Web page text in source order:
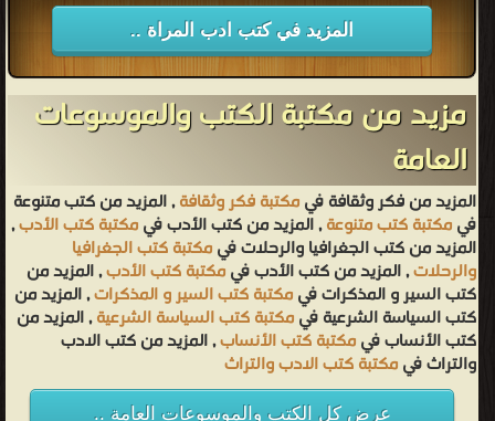
المزيد في كتب ادب المراة ..
مزيد من مكتبة الكتب والموسوعات
العامة
المزيد من فكر وثقافة فيمكتبة فكر وثقافة, المزيد من كتب متنوعة
فيمكتبة كتب متنوعة, المزيد من كتب الأدب فيمكتبة كتب الأدب,
المزيد من كتب الجغرافيا والرحلات فيمكتبة كتب الجغرافيا
والرحلات, المزيد من كتب الأدب فيمكتبة كتب الأدب, المزيد من
كتب السير و المذكرات فيمكتبة كتب السير و المذكرات, المزيد من
كتب السياسة الشرعية فيمكتبة كتب السياسة الشرعية, المزيد من
كتب الأنساب فيمكتبة كتب الأنساب, المزيد من كتب الادب
والتراث فيمكتبة كتب الادب والتراث
عرض كل الكتب والموسوعات العامة ..